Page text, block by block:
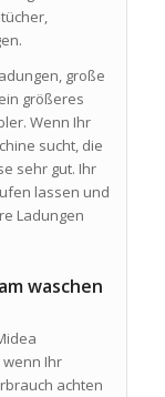
große
größeres
Wenn Ihr
sucht, die
sehr gut. Ihr
lassen und
Ladungen
waschen
wenn Ihr
achten